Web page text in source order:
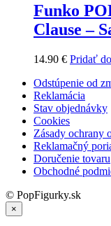
Funko
Clause –
14.90 € Pridať
Odstúpenie od
Reklamácia
Stav objednávky
Cookies
Zásady ochrany
Reklamačný
Doručenie tovaru
Obchodné
© PopFigurky.sk
×